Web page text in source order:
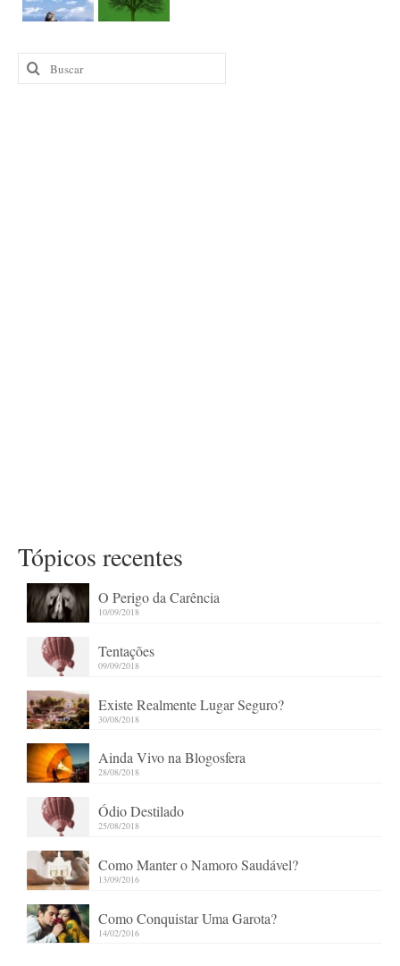
Buscar
por:
Tópicos recentes
O Perigo da Carência
10/09/2018
Tentações
09/09/2018
Existe Realmente Lugar Seguro?
30/08/2018
Ainda Vivo na Blogosfera
28/08/2018
Ódio Destilado
25/08/2018
Como Manter o Namoro Saudável?
13/09/2016
Como Conquistar Uma Garota?
14/02/2016